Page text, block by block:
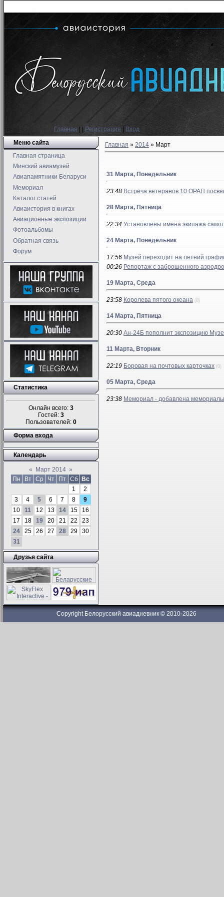
Главная Регистрация
Вход
Меню сайта
Главная страница
Минский авиамузей
Авиапамятники Беларуси
Мемориал
Каталог статей
Авиаистория в книгах
Авиационные экспозиции
Фотоальбомы
Обратная связь
Форум
Статистика
Онлайн всего: 3
Гостей: 3
Пользователей: 0
Форма входа
Календарь
« Март 2014 »
Пн
Вт Ср Чт Пт Сб
Вс
1
2
3
4 5 6 7 8
9
10
11 12 13 14 15
16
17
18 19 20 21 22
23
24
25 26 27 28 29
30
31
Друзья сайта
Главная»2014 » Март
31 Марта, Понедельник
23:48 Встреча ветеранов 10 ОРАП
28 Марта, Пятница
22:34 Установлены имена экипажа
24 Марта, Понедельник
17:56 Музей переходит на летний
00:26 Репортаж с заброшенного
19 Марта, Среда
23:58 Королева пятого океана (0)
14 Марта, Пятница
20:30 Ан-24Б пополнит экспозицию
11 Марта, Вторник
22:19 Боровая на почтовых карточках (0)
05 Марта, Среда
23:38 Мемориал - добавлена
Copyright Белорусский авиадневник © 2010-2026